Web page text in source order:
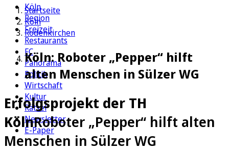
Köln
Region
Freizeit
Restaurants
FC
Panorama
Politik
Wirtschaft
Kultur
Rätsel
Newsletter
E-Paper
Startseite
Köln
Rodenkirchen
Köln: Roboter „Pepper“ hilft
alten Menschen in Sülzer WG
Erfolgsprojekt der TH
KölnRoboter „Pepper“ hilft alten
Menschen in Sülzer WG